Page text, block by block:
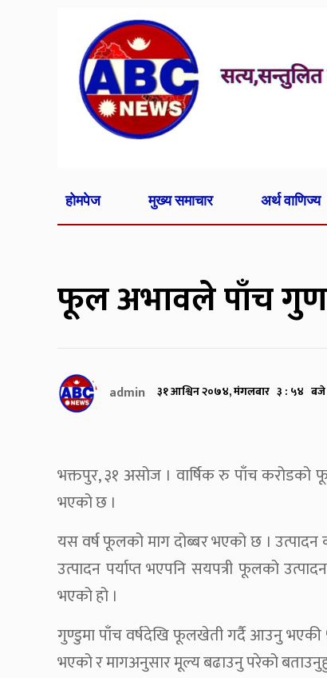
होमपेज मुख्य समाचार अर्थ वाणिज्य
फूल अभावले पाँच
admin ३१ आश्विन २०७४, मंगलबार ३ : ५४ बजे
भक्तपुर, ३१ असोज । वार्षिक रु पाँच
भएको छ ।
यस वर्ष फूलको माग दोब्बर भएको छ ।
उत्पादन पर्याप्त भएपनि सयपत्री फूलको
भएको हो ।
गुण्डुमा पाँच वर्षदेखि फूलखेती गर्दै आउनु भएकी
भएको र मागअनुसार मूल्य बढाउनु परेको